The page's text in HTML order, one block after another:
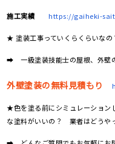
施工実績 https://gaiheki-
★ 塗装工事っていくらくらいなの
➡ 一級塗装技能士の屋根、外壁
外壁塗装の無料見積もり
★色を塗る前にシミュレーショ
な塗料がいいの？ 業者はどうや